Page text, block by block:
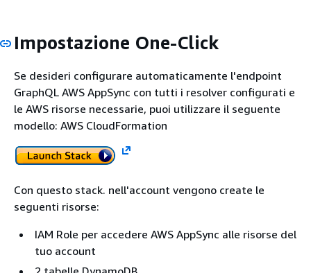
Impostazione One-Click
Se desideri configurare automaticamente l'endpoint
GraphQL AWS AppSync con tutti i resolver configurati e
le AWS risorse necessarie, puoi utilizzare il seguente
modello: AWS CloudFormation
Con questo stack. nell'account vengono create le
seguenti risorse:
IAM Role per accedere AWS AppSync alle risorse del
tuo account